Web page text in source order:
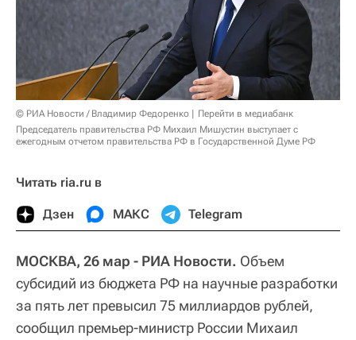
© РИА Новости / Владимир Федоренко
Перейти в медиабанк
Председатель правительства РФ Михаил Мишустин выступает с
ежегодным отчетом правительства РФ в Государственной Думе РФ
Читать ria.ru в
Дзен МАКС Telegram
МОСКВА, 26 мар - РИА Новости. Объем
субсидий из бюджета РФ на научные разработки
за пять лет превысил 75 миллиардов рублей,
сообщил премьер-министр России Михаил